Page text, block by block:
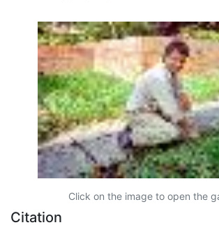
Click on the image to open the
Citation